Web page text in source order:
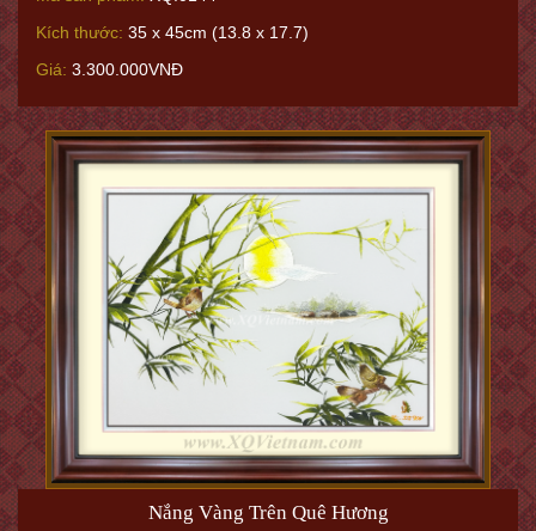
Kích thước: 35 x 45cm (13.8 x 17.7)
Giá: 3.300.000VNĐ
Nắng Vàng Trên Quê Hương